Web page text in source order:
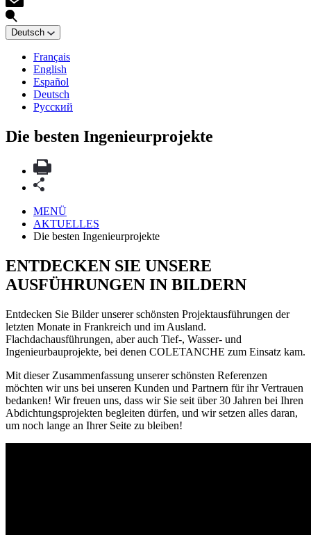
Deutsch
Français
English
Español
Deutsch
Русский
Die besten Ingenieurprojekte
MENÜ
AKTUELLES
Die besten Ingenieurprojekte
ENTDECKEN SIE UNSERE
AUSFÜHRUNGEN IN BILDERN
Entdecken Sie Bilder unserer schönsten Projektausführungen der
letzten Monate in Frankreich und im Ausland.
Flachdachausführungen, aber auch Tief-, Wasser- und
Ingenieurbauprojekte, bei denen COLETANCHE zum Einsatz kam.
Mit dieser Zusammenfassung unserer schönsten Referenzen
möchten wir uns bei unseren Kunden und Partnern für ihr Vertrauen
bedanken! Wir freuen uns, dass wir Sie seit über 30 Jahren bei Ihren
Abdichtungsprojekten begleiten dürfen, und wir setzen alles daran,
um noch lange an Ihrer Seite zu bleiben!